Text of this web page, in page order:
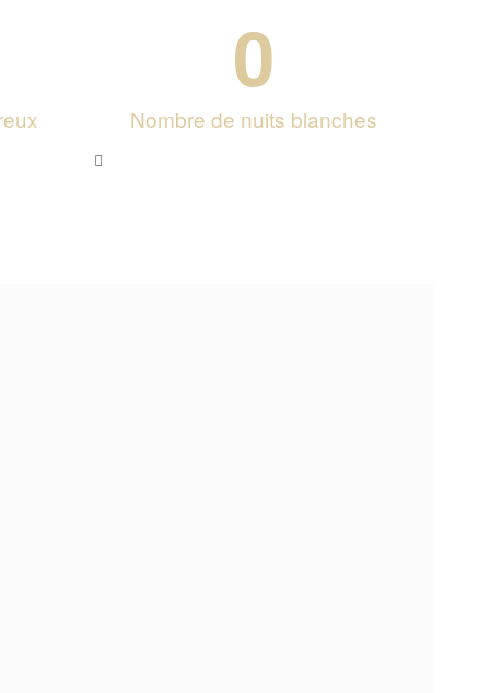
0
Nombre de nuits blanches